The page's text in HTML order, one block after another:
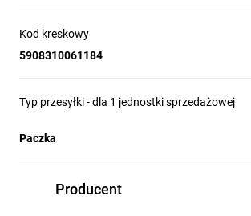
Kod kreskowy
5908310061184
Typ przesyłki - dla 1 jednostki sprzedażowej
Paczka
Producent